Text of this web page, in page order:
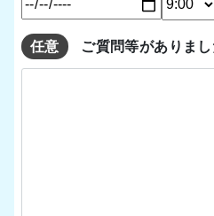
任意 ご質問等がありま